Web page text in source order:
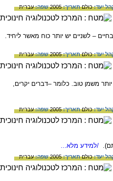
יעד:כולםתאריך:2005 שפה:עברית
– לשניים יש יותר כוח מאשר ליחיד.
יעד:כולםתאריך:2005 שפה:עברית
משמן טוב. כלומר –דברים יקרים,
יעד:כולםתאריך:2005 שפה:עברית
/למידע מלא...
יעד:כולםתאריך:2005 שפה:עברית